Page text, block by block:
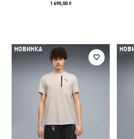
1 690,00 ₴
НОВИНКА